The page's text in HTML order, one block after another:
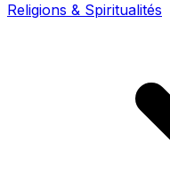
Religions & Spiritualités